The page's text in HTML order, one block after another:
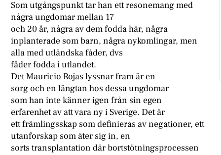
Som utgångspunkt tar han ett resonemang med
några ungdomar mellan 17
och 20 år, några av dem fodda här, några
inplanterade som barn, några nykomlingar, men
alla med utländska fåder, dvs
fåder fodda i utlandet.
Det Mauricio Rojas lyssnar fram är en
sorg och en längtan hos dessa ungdomar
som han inte känner igen från sin egen
erfarenhet av att vara ny i Sverige. Det är
ett främlingsskap som definieras av negationer, ett
utanforskap som äter sig in, en
sorts transplantation där bortstötningsprocessen